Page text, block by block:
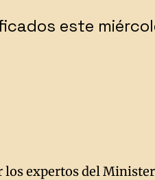
este
expertos del